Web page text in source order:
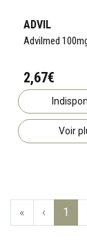
ADVIL
Advilmed
2,67€
Voir
« ‹ 1